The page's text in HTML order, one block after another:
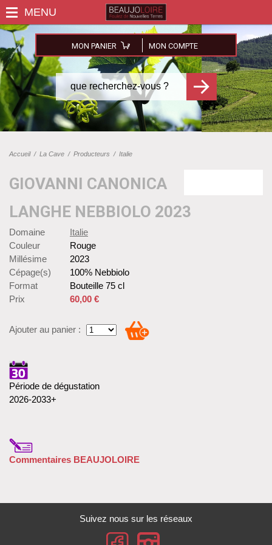
MON PANIER MON COMPTE
Accueil/ La Cave / Producteurs / Italie
GIOVANNI CANONICA
LANGHE NEBBIOLO 2023
Domaine
Italie
Couleur
Rouge
Millésime
2023
Cépage(s)
100% Nebbiolo
Format
Bouteille 75 cl
Prix
60,00 €
Ajouter au panier :
Période de dégustation
2026-2033+
Commentaires BEAUJOLOIRE
Suivez nous sur les réseaux